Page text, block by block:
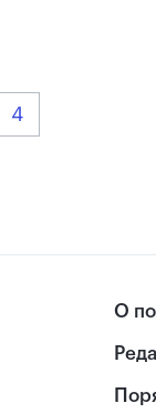
4
О